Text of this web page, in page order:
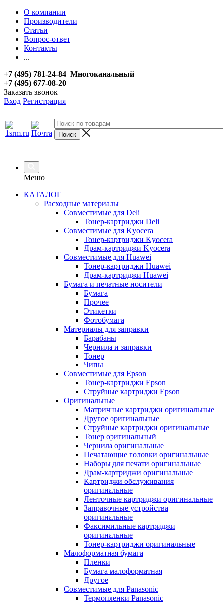
О компании
Производители
Статьи
Вопрос-ответ
Контакты
...
+7 (495) 781-24-84 Многоканальный
+7 (495) 677-08-20
Заказать звонок
Вход Регистрация
Меню
КАТАЛОГ
Расходные материалы
Совместимые для Deli
Тонер-картриджи Deli
Совместимые для Kyocera
Тонер-картриджи Kyocera
Драм-картриджи Kyocera
Совместимые для Huawei
Тонер-картриджи Huawei
Драм-картриджи Huawei
Бумага и печатные носители
Бумага
Прочее
Этикетки
Фотобумага
Материалы для заправки
Барабаны
Чернила и заправки
Тонер
Чипы
Совместимые для Epson
Тонер-картриджи Epson
Струйные картриджи Epson
Оригинальные
Матричные картриджи оригинальные
Другое оригинальные
Струйные картриджи оригинальные
Тонер оригинальный
Чернила оригинальные
Печатающие головки оригинальные
Наборы для печати оригинальные
Драм-картриджи оригинальные
Картриджи обслуживания
оригинальные
Ленточные картриджи оригинальные
Заправочные устройства
оригинальные
Факсимильные картриджи
оригинальные
Тонер-картриджи оригинальные
Малоформатная бумага
Пленки
Бумага малоформатная
Другое
Совместимые для Panasonic
Термопленки Panasonic